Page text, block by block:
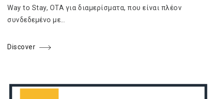
Way to Stay, OTA για διαμερίσματα, που είναι πλέον
συνδεδεμένο με…
Discover